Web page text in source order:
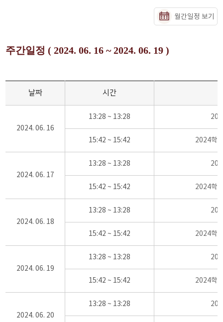
월간일정 보기
주간일정 ( 2024. 06. 16 ~ 2024. 06. 19 )
날짜 시간
2024. 06. 16
13:28 ~ 13:28
15:42 ~ 15:42 2024학
2024. 06. 17
13:28 ~ 13:28
15:42 ~ 15:42 2024학
2024. 06. 18
13:28 ~ 13:28
15:42 ~ 15:42 2024학
2024. 06. 19
13:28 ~ 13:28
15:42 ~ 15:42 2024학
2024. 06. 20
13:28 ~ 13:28